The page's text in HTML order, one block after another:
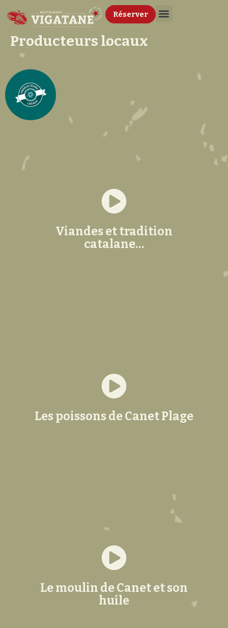
Réserver
Producteurs locaux
Viandes et tradition
catalane…
Les poissons de Canet Plage
Le moulin de Canet et son
huile